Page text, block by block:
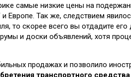
самые низкие цены на
Европе. Так же, следствием
то скорее всего вы отдадите
и доски объявлений, хотя
продажах и позволило
транспортного